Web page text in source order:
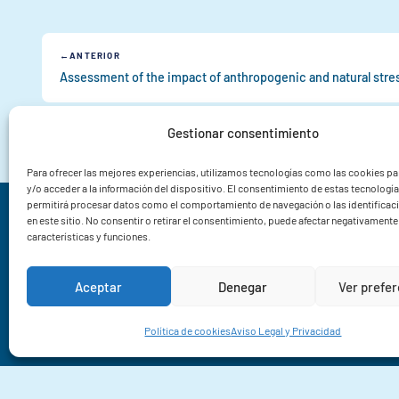
Gestionar consentimiento
Para ofrecer las mejores experiencias, utilizamos tecnologías como las cookies
y/o acceder a la información del dispositivo. El consentimiento de estas
permitirá procesar datos como el comportamiento de navegación o las
en este sitio. No consentir o retirar el consentimiento, puede afectar
características y funciones.
Aceptar Denegar Ver
Política de cookiesAviso Legal y Privacidad
ANTERIOR
Instituto de Investigacións Mariñas CSIC
Rua Eduardo Cabello 6
36208 Vigo
Pontevedra
+34 986 23 19 30